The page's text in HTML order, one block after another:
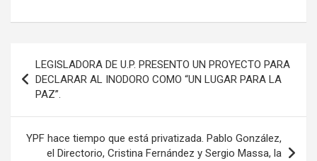
de
entradas
LEGISLADORA DE U.P. PRESENTO UN PROYECTO PARA
DECLARAR AL INODORO COMO “UN LUGAR PARA LA
PAZ”.
YPF hace tiempo que está privatizada. Pablo González,
el Directorio, Cristina Fernández y Sergio Massa, la